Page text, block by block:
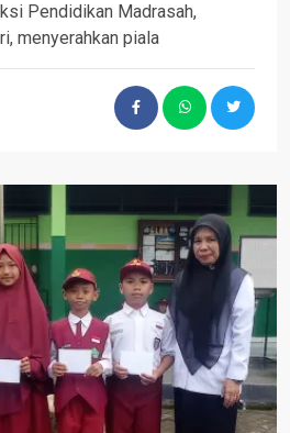
Pendidikan Madrasah,
menyerahkan piala